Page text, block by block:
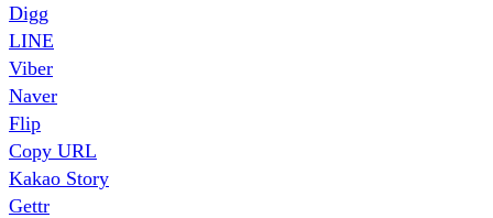
Digg
LINE
Viber
Naver
Flip
Copy URL
Kakao Story
Gettr